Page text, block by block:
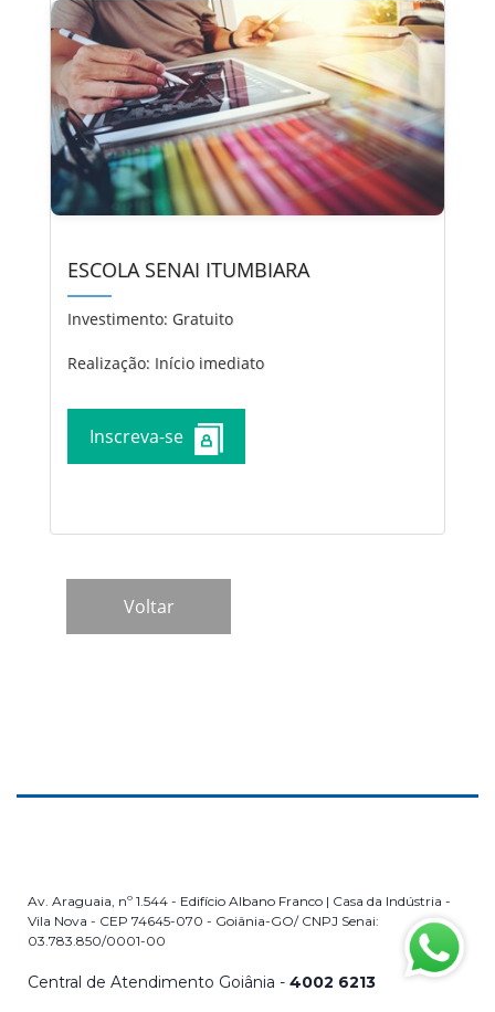
ESCOLA SENAI ITUMBIARA
Investimento: Gratuito
Realização: Início imediato
Inscreva-se
Av. Araguaia, nº 1.544 - Edifício Albano Franco | Casa da Indústria -
Vila Nova - CEP 74645-070 - Goiânia-GO/ CNPJ Senai:
03.783.850/0001-00
Central de Atendimento Goiânia - 4002 6213